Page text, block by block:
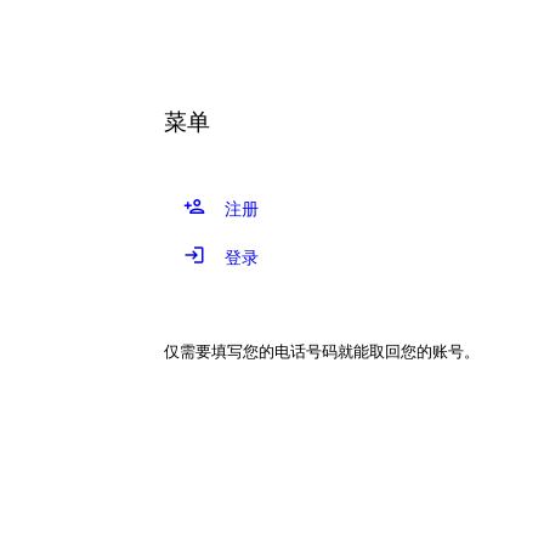
菜单
person_add 注册
login 登录
仅需要填写您的电话号码就能取回您的账号。